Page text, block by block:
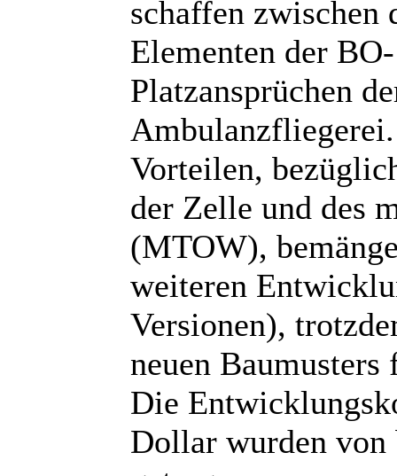
schaffen zwischen
Elementen der
Platzansprüchen
Vorteilen,
der Zelle und des
(MTOW),
weiteren
Versionen),
neuen
Die
Dollar wurden von